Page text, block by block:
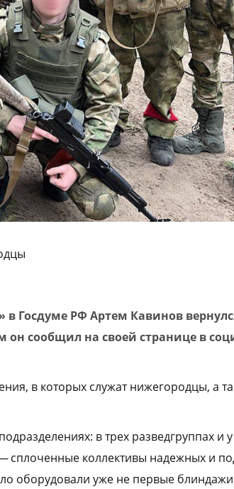
Госдуме РФ Артем Кавинов
сообщил на своей странице в
в которых служат нижегородцы, а
в трех разведгруппах и
сплоченные коллективы надежных и
оборудовали уже не первые